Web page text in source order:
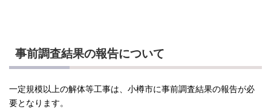
事前調査結果の報告について
一定規模以上の解体等工事は、小樽市に事前調査結果の報告が必
要となります。